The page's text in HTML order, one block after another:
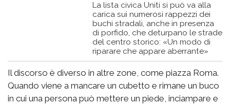
La lista civica Uniti si può va alla
carica sui numerosi rappezzi dei
buchi stradali, anche in presenza
di porfido, che deturpano le strade
del centro storico: «Un modo di
riparare che appare aberrante»
Il discorso è diverso in altre zone, come piazza Roma.
Quando viene a mancare un cubetto e rimane un buco
in cui una persona può mettere un piede, inciampare e